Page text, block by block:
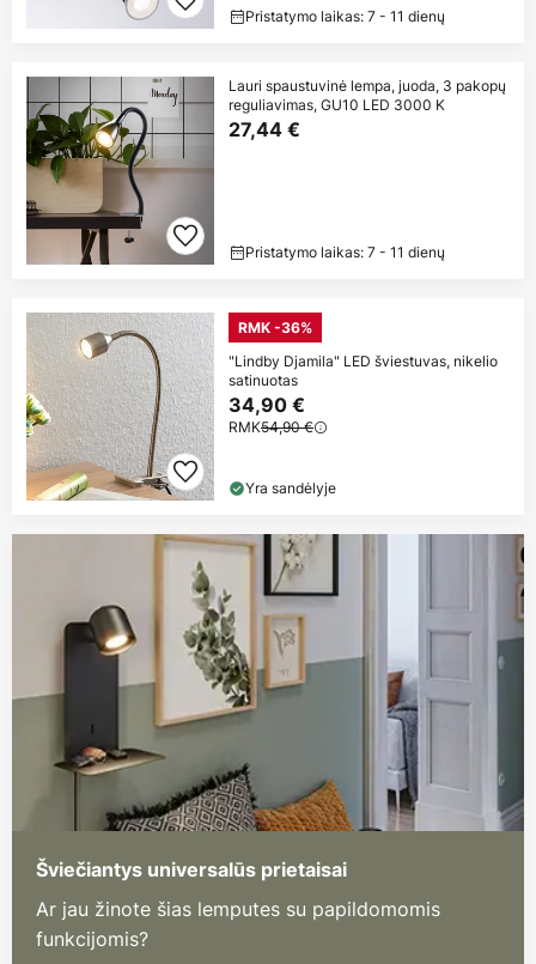
Pristatymo laikas: 7 - 11 dienų
Lauri spaustuvinė lempa, juoda, 3 pakopų
reguliavimas, GU10 LED 3000 K
27,44 €
Pristatymo laikas: 7 - 11 dienų
RMK -36%
"Lindby Djamila" LED šviestuvas, nikelio
satinuotas
34,90 €
RMK54,90 €
Yra sandėlyje
Šviečiantys universalūs prietaisai
Ar jau žinote šias lemputes su papildomomis
funkcijomis?